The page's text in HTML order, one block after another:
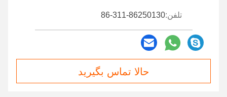
تلفن:86-311-86250130
حالا تماس بگیرید